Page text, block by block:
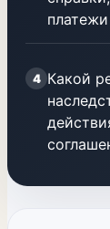
4 Какой